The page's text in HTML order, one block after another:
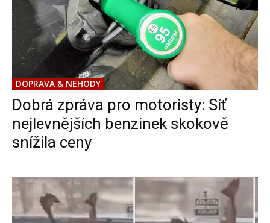
DOPRAVA & NEHODY
Dobrá zpráva pro motoristy: Síť
nejlevnějších benzinek skokově
snížila ceny